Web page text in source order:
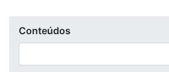
Conteúdos